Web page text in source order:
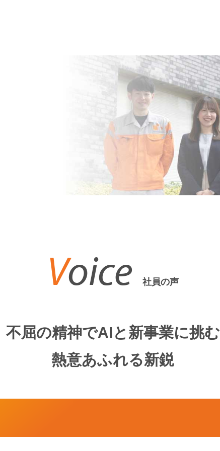
Voice 社員の声
不屈の精神でAIと新事業に挑む
熱意あふれる新鋭